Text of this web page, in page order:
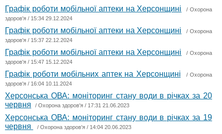
Графік роботи мобільної аптеки на Херсонщині / Охорона
здоров'я / 15:34 29.12.2024
Графік роботи мобільної аптеки на Херсонщині / Охорона
здоров'я / 15:37 22.12.2024
Графік роботи мобільної аптеки на Херсонщині / Охорона
здоров'я / 15:47 15.12.2024
Графік роботи мобільних аптек на Херсонщині / Охорона
здоров'я / 16:04 10.11.2024
Херсонська ОВА: моніторинг стану води в річках за 20
червня
/ Охорона здоров'я / 17:31 21.06.2023
Херсонська ОВА: моніторинг стану води в річках за 19
червня
/ Охорона здоров'я / 14:04 20.06.2023